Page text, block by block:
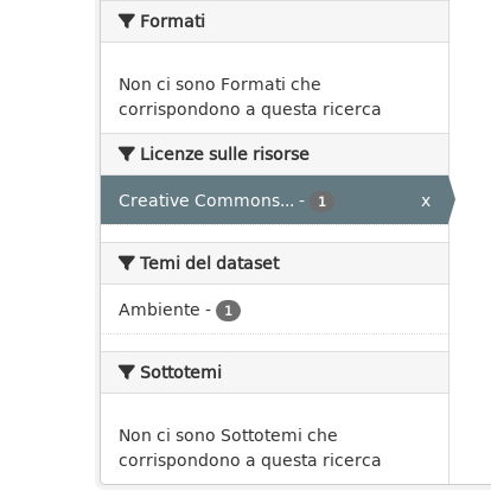
Formati
Non ci sono Formati che
corrispondono a questa ricerca
Licenze sulle risorse
Creative Commons... - 1 x
Temi del dataset
Ambiente - 1
Sottotemi
Non ci sono Sottotemi che
corrispondono a questa ricerca